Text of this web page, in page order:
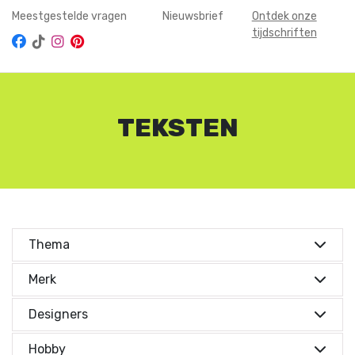
Meestgestelde vragen Nieuwsbrief
Ontdek onze
tijdschriften
TEKSTEN
Thema
Merk
Merken
MerkenTextiel Plus
Designers
Designers
Hobby